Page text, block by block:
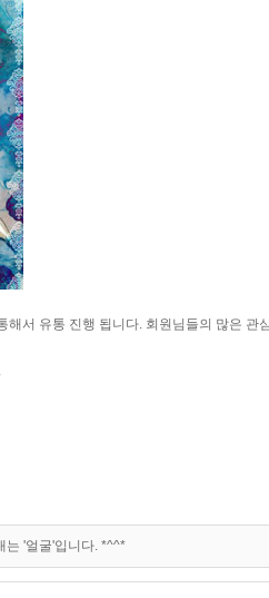
해서 유통 진행 됩니다. 회원님들의 많은 관
는 '얼굴'입니다. *^^*